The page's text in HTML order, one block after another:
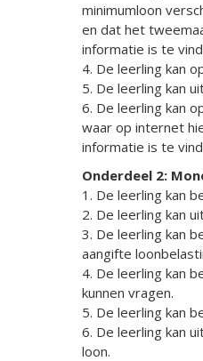
minimumloon
en dat het
informatie is te
4. De leerling kan
5. De leerling kan
6. De leerling kan
waar op internet
informatie is te
Onderdeel 2:
1. De leerling kan
2. De leerling kan
3. De leerling kan
aangifte
4. De leerling kan
kunnen vragen.
5. De leerling kan
6. De leerling kan
loon.